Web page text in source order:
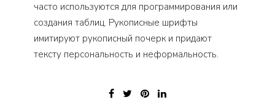
часто используются для программирования или
создания таблиц. Рукописные шрифты
имитируют рукописный почерк и придают
тексту персональность и неформальность.